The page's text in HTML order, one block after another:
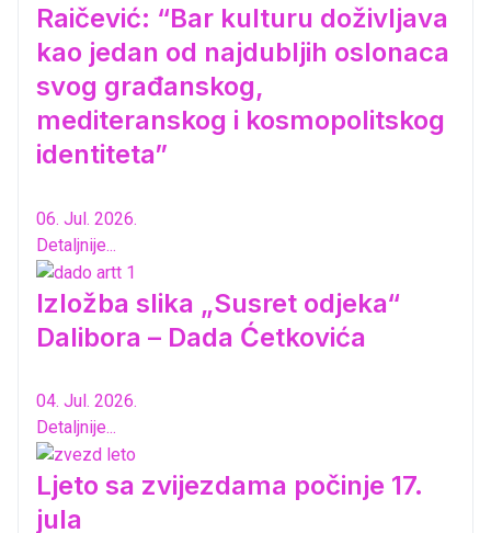
Raičević: “Bar kulturu doživljava
kao jedan od najdubljih oslonaca
svog građanskog,
mediteranskog i kosmopolitskog
identiteta”
06. Jul. 2026.
Detaljnije...
Izložba slika „Susret odjeka“
Dalibora – Dada Ćetkovića
04. Jul. 2026.
Detaljnije...
Ljeto sa zvijezdama počinje 17.
jula